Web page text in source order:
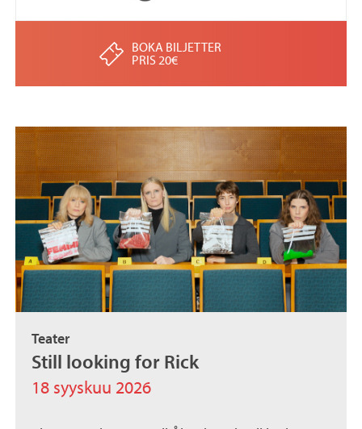
BOKA BILJETTER
PRIS 20€
Teater
Still looking for Rick
18 syyskuu 2026